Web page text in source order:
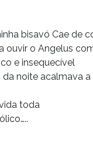
bisavó Cae de
ouvir o Angelus
e insequecível
noite acalmava a
toda